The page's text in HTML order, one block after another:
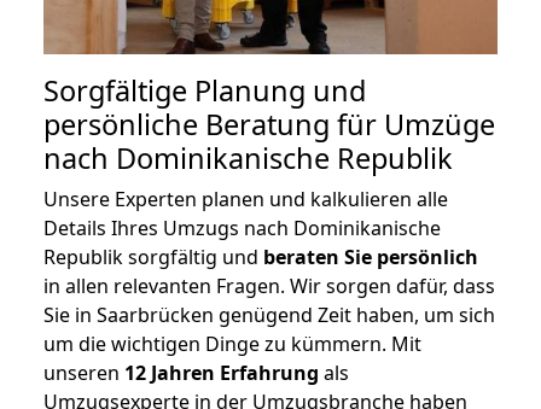
Sorgfältige Planung und
persönliche Beratung für Umzüge
nach Dominikanische Republik
Unsere Experten planen und kalkulieren alle
Details Ihres Umzugs nach Dominikanische
Republik sorgfältig und beraten Sie persönlich
in allen relevanten Fragen. Wir sorgen dafür, dass
Sie in Saarbrücken genügend Zeit haben, um sich
um die wichtigen Dinge zu kümmern. Mit
unseren 12 Jahren Erfahrung als
Umzugsexperte in der Umzugsbranche haben